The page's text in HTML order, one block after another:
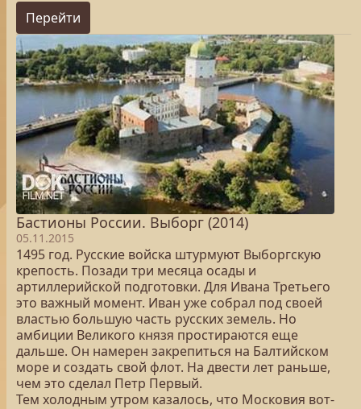
Перейти
Бастионы России. Выборг (2014)
05.11.2015
1495 год. Русские войска штурмуют Выборгскую
крепость. Позади три месяца осады и
артиллерийской подготовки. Для Ивана Третьего
это важный момент. Иван уже собрал под своей
властью большую часть русских земель. Но
амбиции Великого князя простираются еще
дальше. Он намерен закрепиться на Балтийском
море и создать свой флот. На двести лет раньше,
чем это сделал Петр Первый.
Тем холодным утром казалось, что Московия вот-